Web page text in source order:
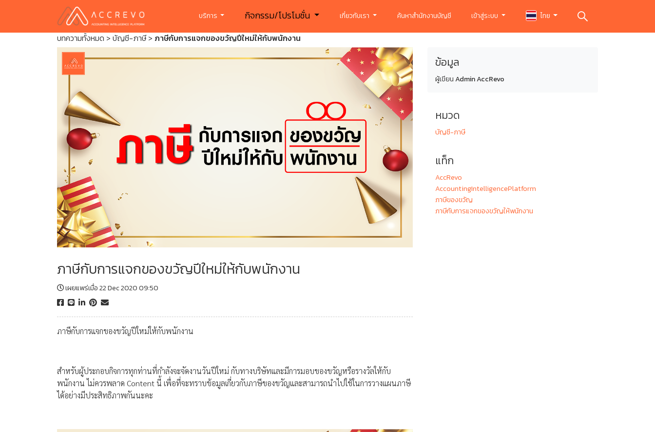
บริการ กิจกรรม/โปรโมชั่น เกี่ยวกับเรา ค้นหาสำนักงานบัญชี เข้าสู่ระบบ ไทย
บทความทั้งหมด > บัญชี-ภาษี > ภาษีกับการแจกของขวัญปีใหม่ให้กับพนักงาน
ภาษีกับการแจกของขวัญปีใหม่ให้กับพนักงาน
เผยแพร่เมื่อ 22 Dec 2020 09:50
ภาษีกับการแจกของขวัญปีใหม่ให้กับพนักงาน
สำหรับผู้ประกอบกิจการทุกท่านที่กำลังจะจัดงานวันปีใหม่ กับทางบริษัทและมีการมอบของขวัญหรือรางวัลให้กับ
พนักงาน ไม่ควรพลาด Content นี้ เพื่อที่จะทราบข้อมูลเกี่ยวกับภาษีของขวัญและสามารถนำไปใช้ในการวางแผนภาษี
ได้อย่างมีประสิทธิภาพกันนะคะ
ข้อมูล
ผู้เขียนAdmin AccRevo
หมวด
บัญชี-ภาษี
แท็ก
AccRevo
AccountingIntelligencePlatform
ภาษีของขวัญ
ภาษีกับการแจกของขวัญให้พนักงาน